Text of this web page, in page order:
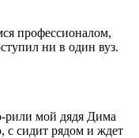
профессионалом,
ни в один вуз.
рили мой дядя Дима
с сидит рядом и ждет